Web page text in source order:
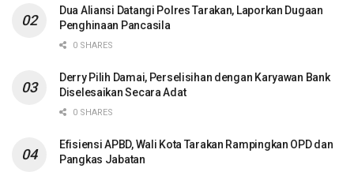
Dua Aliansi Datangi Polres Tarakan, Laporkan Dugaan
Penghinaan Pancasila
0 SHARES
Derry Pilih Damai, Perselisihan dengan Karyawan Bank
Diselesaikan Secara Adat
0 SHARES
Efisiensi APBD, Wali Kota Tarakan Rampingkan OPD dan
Pangkas Jabatan